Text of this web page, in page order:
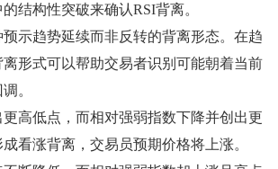
结构性突破来确认RSI背离。
示趋势延续而非反转的背离形态。在趋
形式可以帮助交易者识别可能朝着当前
。
高低点，而相对强弱指数下降并创出更
看涨背离，交易员预期价格将上涨。